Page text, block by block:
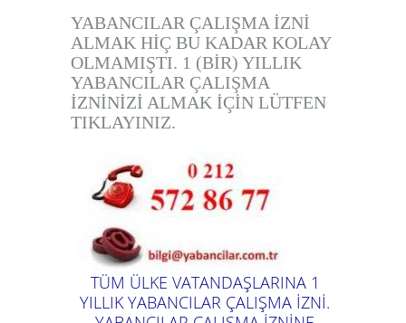
YABANCILAR ÇALIŞMA İZNİ
ALMAK HİÇ BU KADAR KOLAY
OLMAMIŞTI. 1 (BİR) YILLIK
YABANCILAR ÇALIŞMA
İZNİNİZİ ALMAK İÇİN LÜTFEN
TIKLAYINIZ.
TÜM ÜLKE VATANDAŞLARINA 1
YILLIK YABANCILAR ÇALIŞMA İZNİ.